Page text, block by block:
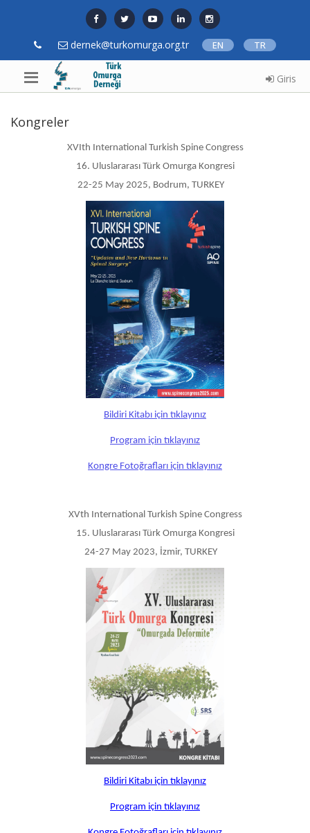
dernek@turkomurga.org.tr EN TR
Giris
Kongreler
XVIth International Turkish Spine Congress
16. Uluslararası Türk Omurga Kongresi
22-25 May 2025, Bodrum, TURKEY
Bildiri Kitabı için tıklayınız
Program için tıklayınız
Kongre Fotoğrafları için tıklayınız
XVth International Turkish Spine Congress
15. Uluslararası Türk Omurga Kongresi
24-27 May 2023, İzmir, TURKEY
Bildiri Kitabı için tıklayınız
Program için tıklayınız